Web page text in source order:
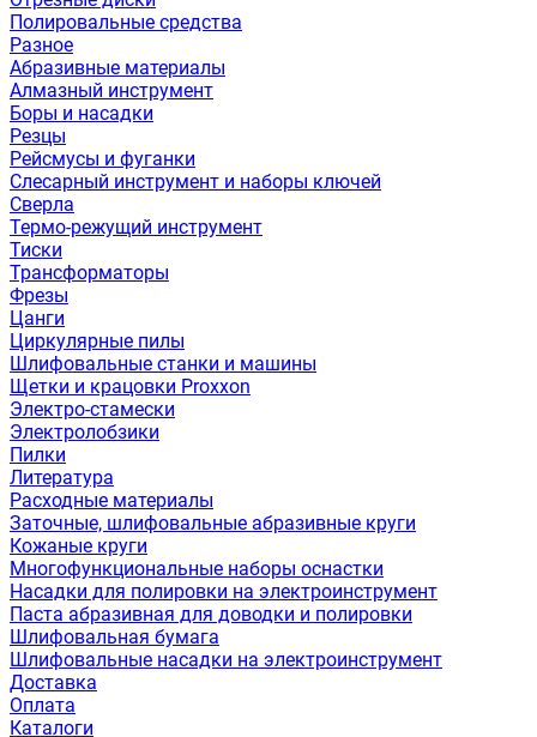
Полировальные средства
Разное
Абразивные материалы
Алмазный инструмент
Боры и насадки
Резцы
Рейсмусы и фуганки
Слесарный инструмент и наборы ключей
Сверла
Термо-режущий инструмент
Тиски
Трансформаторы
Фрезы
Цанги
Циркулярные пилы
Шлифовальные станки и машины
Щетки и крацовки Proxxon
Электро-стамески
Электролобзики
Пилки
Литература
Расходные материалы
Заточные, шлифовальные абразивные круги
Кожаные круги
Многофункциональные наборы оснастки
Насадки для полировки на электроинструмент
Паста абразивная для доводки и полировки
Шлифовальная бумага
Шлифовальные насадки на электроинструмент
Доставка
Оплата
Каталоги